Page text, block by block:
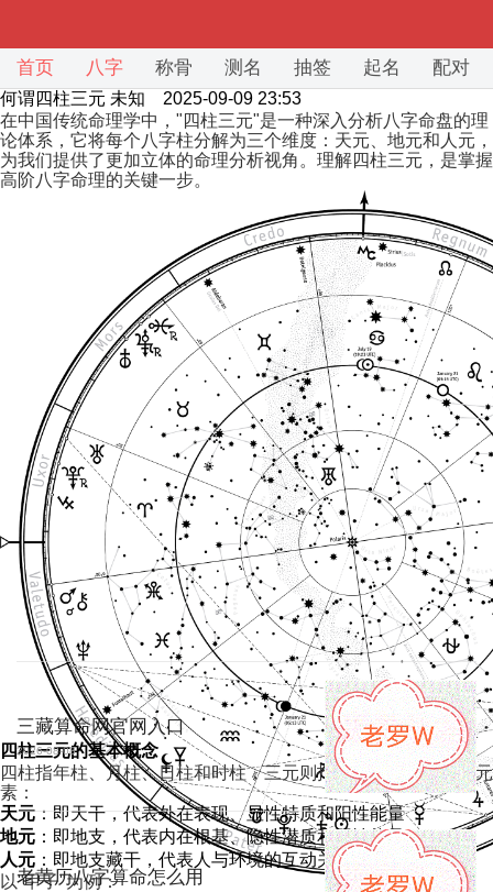
首页 八字 称骨 测名 抽签 起名 配对
何谓四柱三元 未知 2025-09-09 23:53
在中国传统命理学中，"四柱三元"是一种深入分析八字命盘的理
论体系，它将每个八字柱分解为三个维度：天元、地元和人元，
为我们提供了更加立体的命理分析视角。理解四柱三元，是掌握
高阶八字命理的关键一步。
四柱三元的基本概念
四柱指年柱、月柱、日柱和时柱，三元则指每一柱包含的三种元
素：
天元 ：即天干，代表外在表现、显性特质和阳性能量
地元 ：即地支，代表内在根基、隐性潜质和阴性能量
人元 ：即地支藏干，代表人与环境的互动关系
以"甲子"为例：
三藏算命网官网入口
2026-08-08
老黄历八字算命怎么用